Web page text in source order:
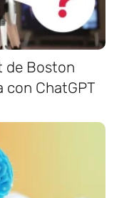
de Boston
con ChatGPT